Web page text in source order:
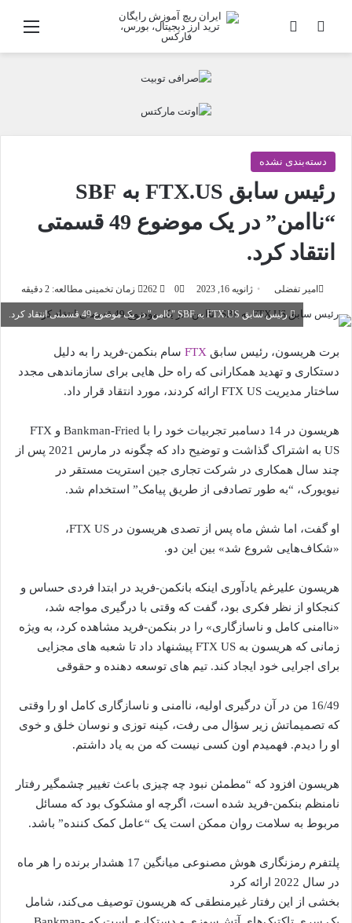
جستجو تغییر پوسته منو
دسته‌بندی نشده
رئیس‌ سابق FTX.US به SBF
“ناامن” در یک موضوع 49 قسمتی
انتقاد کرد.
امیر تفضلی ژانویه 16, 2023 0 زمان تخمینی مطالعه: 2 دقیقه
رئیس‌ سابق FTX.US به SBF "ناامن" در یک موضوع 49 قسمتی انتقاد کرد.
برت هریسون، رئیس سابق FTX سام بنکمن-فرید را به دلیل
دستکاری و تهدید همکارانی که راه حل هایی برای سازماندهی مجدد
ساختار مدیریت FTX US ارائه کردند، مورد انتقاد قرار داد.
هریسون در 14 دسامبر تجربیات خود را با Bankman-Fried و FTX
US به اشتراک گذاشت و توضیح داد که چگونه در مارس 2021 پس از
چند سال همکاری در شرکت تجاری جین استریت مستقر در
نیویورک، “به طور تصادفی از طریق پیامک” استخدام شد.
او گفت، اما شش ماه پس از تصدی هریسون در FTX US،
«شکاف‌هایی شروع شد» بین این دو.
هریسون علیرغم یادآوری اینکه بانکمن-فرید در ابتدا فردی حساس و
کنجکاو از نظر فکری بود، گفت که وقتی با درگیری مواجه شد،
«ناامنی کامل و ناسازگاری» را در بنکمن-فرید مشاهده کرد، به ویژه
زمانی که هریسون به FTX US پیشنهاد داد تا شعبه های مجزایی
برای اجرایی خود ایجاد کند. تیم های توسعه دهنده و حقوقی
16/49 من در آن درگیری اولیه، ناامنی و ناسازگاری کامل او را وقتی
که تصمیماتش زیر سؤال می رفت، کینه توزی و نوسان خلق و خوی
او را دیدم. فهمیدم اون کسی نیست که من به یاد داشتم.
هریسون افزود که “مطمئن نبود چه چیزی باعث تغییر چشمگیر رفتار
نامنظم بنکمن-فرید شده است، اگرچه او مشکوک بود که مسائل
مربوط به سلامت روان ممکن است یک “عامل کمک کننده” باشد.
پلتفرم رمزنگاری هوش مصنوعی میانگین 17 هشدار برنده را هر ماه
در سال 2022 ارائه کرد
بخشی از این رفتار غیرمنطقی که هریسون توصیف می‌کند، شامل